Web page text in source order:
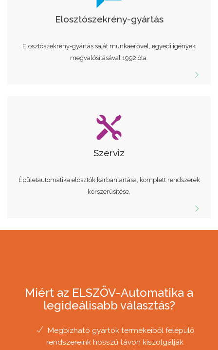
Elosztószekrény-gyártás
Elosztószekrény-gyártás saját munkaerővel, egyedi igények
megvalósításával 1992 óta.
Szerviz
Épületautomatika elosztók karbantartása, komplett rendszerek
korszerűsítése.
Miért az ELSZÖV-Automatika a
legideálisabb választás?
Megbízható gyártók termékeiből felépülő
rendszereink hosszú távon kiszolgálják